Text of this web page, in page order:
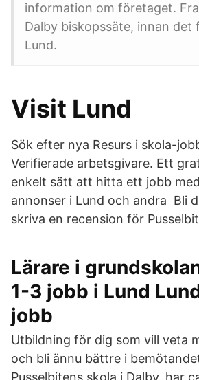
information om företaget.
Dalby biskopssäte, innan det
Lund.
Visit Lund
Sök efter nya Resurs i skola-
Verifierade arbetsgivare. Ett
enkelt sätt att hitta ett jobb
annonser i Lund och andra Bli
skriva en recension för
Lärare i
1-3 jobb i Lund
jobb
Utbildning för dig som vill veta
och bli ännu bättre i
Pusselbitens skola i Dalby, har